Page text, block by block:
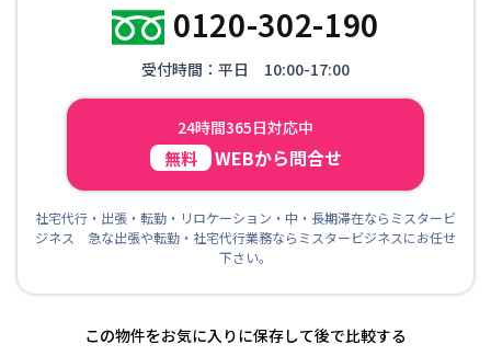
0120-302-190
受付時間：平日 10:00-17:00
24時間365日対応中
無料 WEBから問合せ
社宅代行・出張・転勤・リロケーション・中・長期滞在ならミスタービ
ジネス 急な出張や転勤・社宅代行業務ならミスタービジネスにお任せ
下さい。
この物件をお気に入りに保存して後で比較する